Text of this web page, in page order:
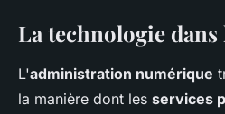
La technologie
L'administration numérique
la manière dont les services